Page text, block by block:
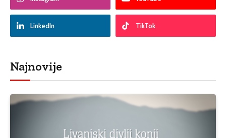
LinkedIn TikTok
Najnovije